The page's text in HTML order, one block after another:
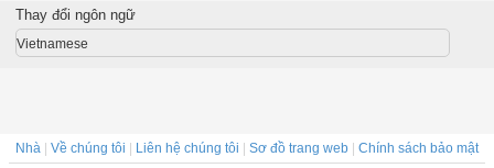
Thay đổi ngôn ngữ
Vietnamese
Nhà | Về chúng tôi | Liên hệ chúng tôi | Sơ đồ trang web | Chính sách bảo mật